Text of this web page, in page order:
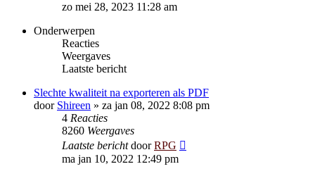
zo mei 28, 2023 11:28 am
Onderwerpen
Reacties
Weergaves
Laatste bericht
Slechte kwaliteit na exporteren als PDF
door Shireen » za jan 08, 2022 8:08 pm
4 Reacties
8260 Weergaves
Laatste berichtdoorRPG
ma jan 10, 2022 12:49 pm